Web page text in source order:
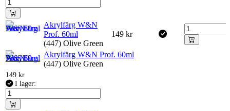
Akrylfärg W&N
Prof. 60ml
(447) Olive Green
149 kr
Akrylfärg W&N Prof. 60ml
(447) Olive Green
149 kr
I lager: